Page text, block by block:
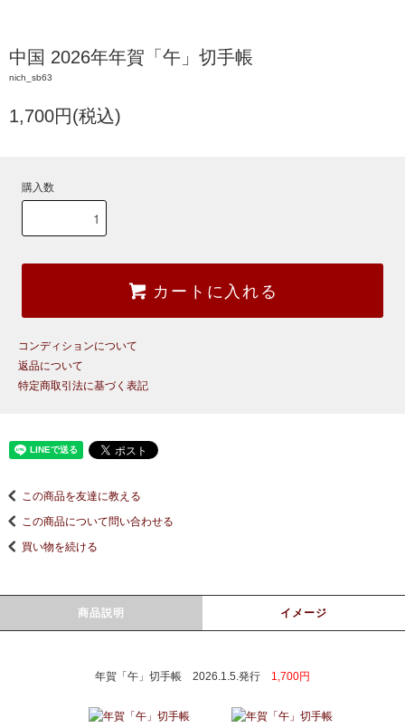
中国 2026年年賀「午」切手帳
nich_sb63
1,700円(税込)
購入数
カートに入れる
コンディションについて
返品について
特定商取引法に基づく表記
この商品を友達に教える
この商品について問い合わせる
買い物を続ける
商品説明 イメージ
年賀「午」切手帳 2026.1.5.発行 1,700円